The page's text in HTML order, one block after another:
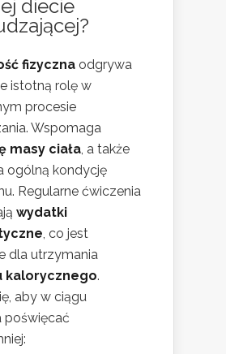
diecie
fizyczna odgrywa
istotną rolę w
procesie
Wspomaga
masy ciała, a także
ogólną kondycję
Regularne ćwiczenia
wydatki
, co jest
dla utrzymania
kalorycznego.
aby w ciągu
poświęcać